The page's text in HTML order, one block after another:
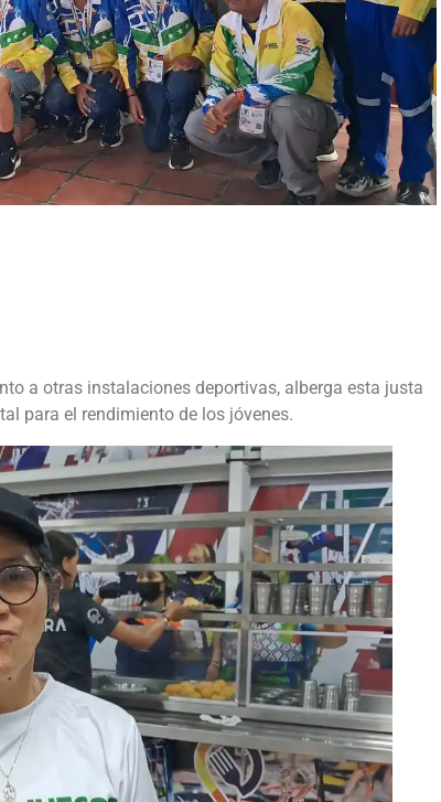
a otras instalaciones deportivas, alberga esta justa
para el rendimiento de los jóvenes.